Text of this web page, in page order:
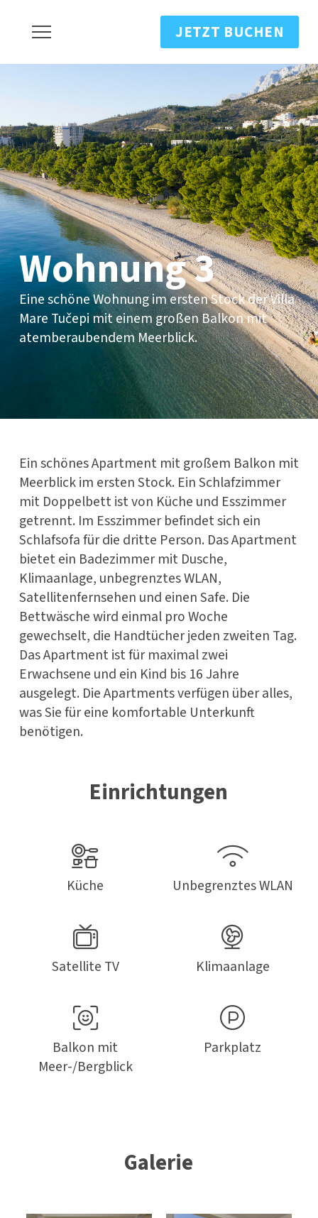
JETZT BUCHEN
Wohnung 3
Eine schöne Wohnung im ersten Stock der Villa
Mare Tučepi mit einem großen Balkon mit
atemberaubendem Meerblick.
Ein schönes Apartment mit großem Balkon mit
Meerblick im ersten Stock. Ein Schlafzimmer
mit Doppelbett ist von Küche und Esszimmer
getrennt. Im Esszimmer befindet sich ein
Schlafsofa für die dritte Person. Das Apartment
bietet ein Badezimmer mit Dusche,
Klimaanlage, unbegrenztes WLAN,
Satellitenfernsehen und einen Safe. Die
Bettwäsche wird einmal pro Woche
gewechselt, die Handtücher jeden zweiten Tag.
Das Apartment ist für maximal zwei
Erwachsene und ein Kind bis 16 Jahre
ausgelegt. Die Apartments verfügen über alles,
was Sie für eine komfortable Unterkunft
benötigen.
Einrichtungen
Küche Unbegrenztes WLAN
Satellite TV Klimaanlage
Balkon mit
Meer-/Bergblick
Parkplatz
Galerie